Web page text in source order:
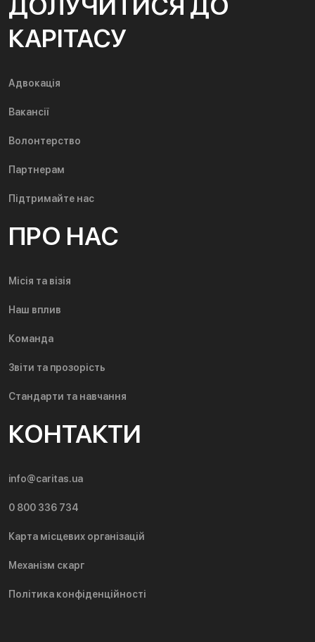
КАРІТАСУ
Адвокація
Вакансії
Волонтерство
Партнерам
Підтримайте нас
ПРО НАС
Місія та візія
Наш вплив
Команда
Звіти та прозорість
Стандарти та навчання
КОНТАКТИ
info@caritas.ua
0 800 336 734
Карта місцевих організацій
Механізм скарг
Політика конфіденційності